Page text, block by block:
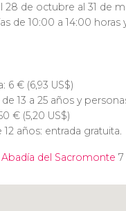
28 de octubre al 31 de
de 10:00 a 14:00 horas
6 €(6,93 US$)
13 a 25 años y
€(5,20 US$)
años: entrada gratuita.
Abadía del Sacromonte 7